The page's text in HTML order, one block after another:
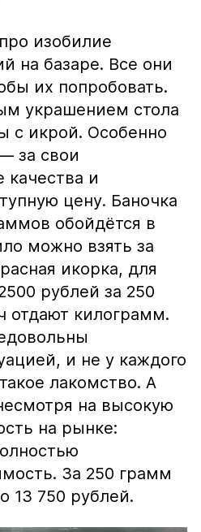
про изобилие
на базаре. Все они
их попробовать.
украшением стола
с икрой. Особенно
за свои
качества и
цену. Баночка
обойдётся в
можно взять за
икорка, для
рублей за 250
отдают килограмм.
и не у каждого
лакомство. А
на высокую
на рынке:
За 250 грамм
13 750 рублей.